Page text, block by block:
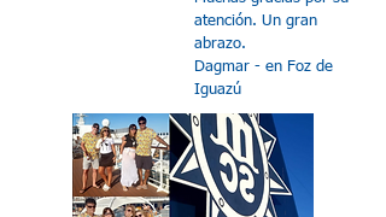
atención. Un gran
abrazo.
Dagmar - en Foz de
Iguazú